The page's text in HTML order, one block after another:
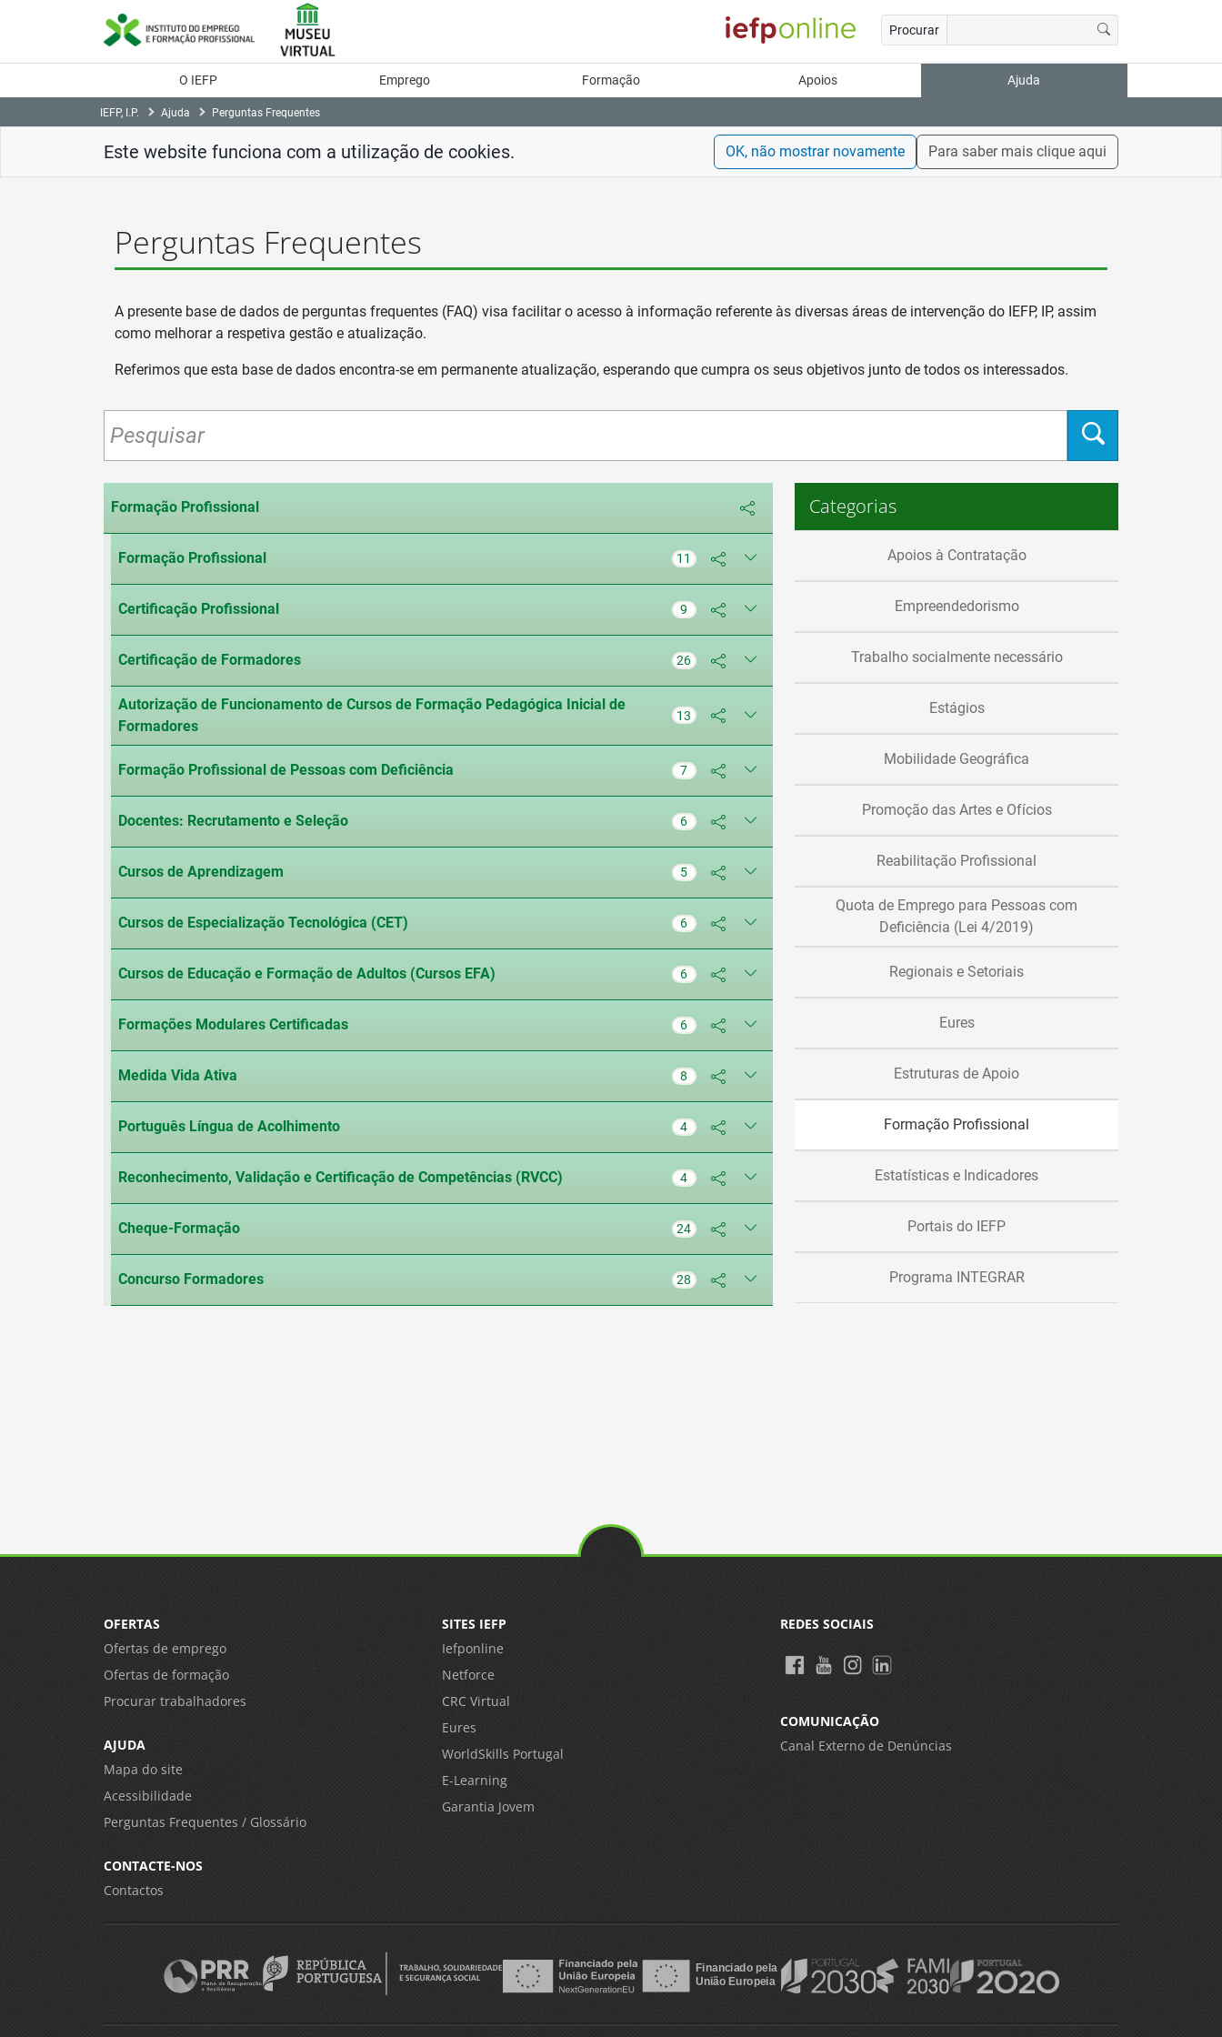
principal
Procurar
O IEFP Emprego Formação Apoios Ajuda
IEFP, I.P. Ajuda Perguntas Frequentes
Este website funciona com a utilização de cookies. OK, não mostrar novamente Para saber mais clique aqui
Perguntas Frequentes
A presente base de dados de perguntas frequentes (FAQ) visa facilitar o acesso à informação referente às diversas áreas de intervenção do IEFP, IP, assim
como melhorar a respetiva gestão e atualização.
Referimos que esta base de dados encontra-se em permanente atualização, esperando que cumpra os seus objetivos junto de todos os interessados.
Categorias
Apoios à Contratação
Empreendedorismo
Trabalho socialmente necessário
Estágios
Mobilidade Geográfica
Promoção das Artes e Ofícios
Reabilitação Profissional
Quota de Emprego para Pessoas com
Deficiência (Lei 4/2019)
Regionais e Setoriais
Eures
Estruturas de Apoio
Formação Profissional
Estatísticas e Indicadores
Portais do IEFP
Programa INTEGRAR
Formação Profissional
Formação Profissional 11
Certificação Profissional 9
Certificação de Formadores 26
Autorização de Funcionamento de Cursos de Formação Pedagógica Inicial de
Formadores
13
Formação Profissional de Pessoas com Deficiência 7
Docentes: Recrutamento e Seleção 6
Cursos de Aprendizagem 5
Cursos de Especialização Tecnológica (CET) 6
Cursos de Educação e Formação de Adultos (Cursos EFA) 6
Formações Modulares Certificadas 6
Medida Vida Ativa 8
Português Língua de Acolhimento 4
Reconhecimento, Validação e Certificação de Competências (RVCC) 4
Cheque-Formação 24
Concurso Formadores 28
OFERTAS
Ofertas de emprego
Ofertas de formação
Procurar trabalhadores
AJUDA
Mapa do site
Acessibilidade
Perguntas Frequentes / Glossário
CONTACTE-NOS
Contactos
SITES IEFP
Iefponline
Netforce
CRC Virtual
Eures
WorldSkills Portugal
E-Learning
Garantia Jovem
REDES SOCIAIS
COMUNICAÇÃO
Canal Externo de Denúncias